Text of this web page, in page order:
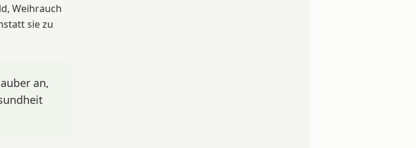
Weihrauch
sie zu
an,